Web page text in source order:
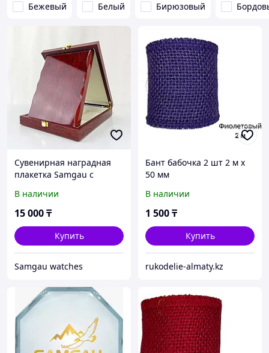
Бежевый Белый Бирюзовый
Сувенирная наградная
плакетка Samgau с
В наличии
15 000₸
Купить
Samgau watches
Бант бабочка 2 шт 2 м х
50 мм
В наличии
1 500₸
Купить
rukodelie-almaty.kz